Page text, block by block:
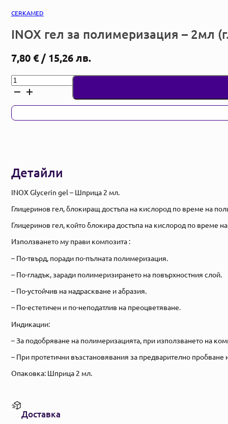
CERKAMED
INOX гел за полимеризация – 2мл
7,80 €/ 15,26 лв.
количество
за
гел
за
Детайли
INOX Glycerin gel – Шприца 2 мл.
Глицеринов гел, блокиращ достъпа на кислород по време на
Глицеринов гел, който блокира достъпа на кислород по време
Използването му прави композита :
– По-твърд, поради по-пълната полимеризация.
– По-гладък, заради полимеризирането на повърхностния слой.
– По-устойчив на надраскване и абразия.
– По-естетичен и по-неподатлив на преоцветяване.
Индикации:
– За подобряване на полимеризацията, при използването на
– При протетични възстановявания за предварително
Опаковка: Шприца 2 мл.
Доставка